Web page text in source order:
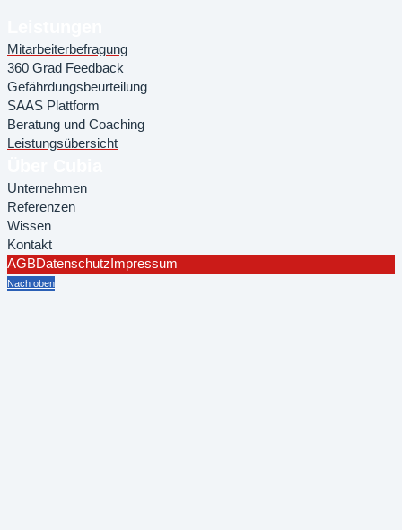
Mitarbeiterbefragung
360 Grad Feedback
Gefährdungsbeurteilung
SAAS Plattform
Beratung und Coaching
Leistungsübersicht
Unternehmen
Referenzen
Wissen
Kontakt
AGBDatenschutz Impressum
Nach oben